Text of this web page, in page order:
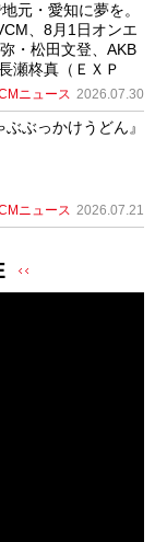
元・愛知に夢を。
、8月1日オンエ
・松田文登、AKB
瀬柊真（ＥＸＰ
ニュース 2026.07.30
ぶっかけうどん』
ニュース 2026.07.21